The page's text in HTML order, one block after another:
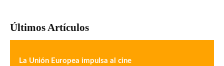
Últimos Artículos
La Unión Europea impulsa al cine